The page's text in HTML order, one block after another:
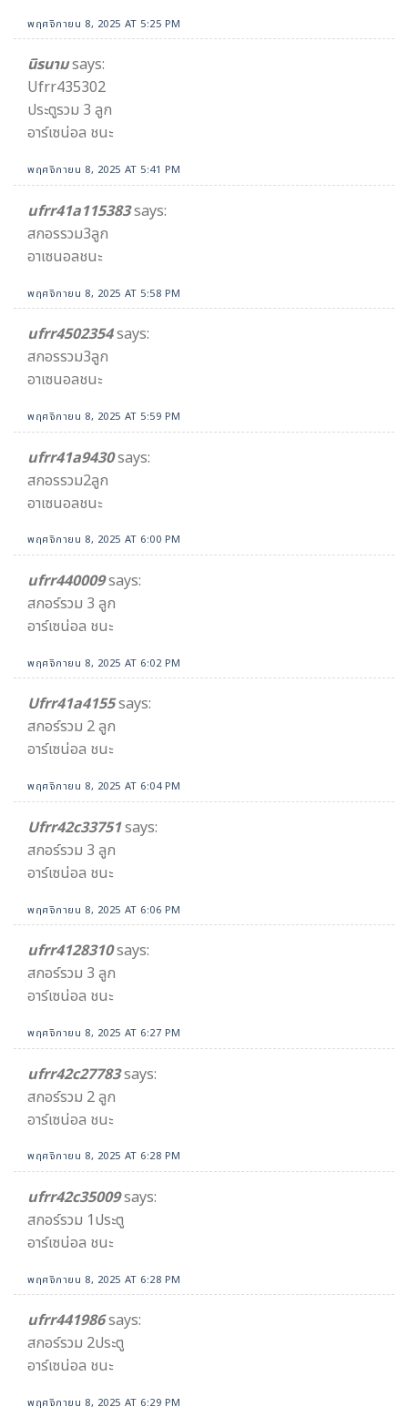
พฤศจิกายน 8, 2025 AT 5:25 PM
นิรนามsays:
Ufrr435302
ประตูรวม 3 ลูก
อาร์เซน่อล ชนะ
พฤศจิกายน 8, 2025 AT 5:41 PM
ufrr41a115383says:
สกอรรวม3ลูก
อาเซนอลชนะ
พฤศจิกายน 8, 2025 AT 5:58 PM
ufrr4502354says:
สกอรรวม3ลูก
อาเซนอลชนะ
พฤศจิกายน 8, 2025 AT 5:59 PM
ufrr41a9430says:
สกอรรวม2ลูก
อาเซนอลชนะ
พฤศจิกายน 8, 2025 AT 6:00 PM
ufrr440009says:
สกอร์รวม 3 ลูก
อาร์เซน่อล ชนะ
พฤศจิกายน 8, 2025 AT 6:02 PM
Ufrr41a4155says:
สกอร์รวม 2 ลูก
อาร์เซน่อล ชนะ
พฤศจิกายน 8, 2025 AT 6:04 PM
Ufrr42c33751says:
สกอร์รวม 3 ลูก
อาร์เซน่อล ชนะ
พฤศจิกายน 8, 2025 AT 6:06 PM
ufrr4128310says:
สกอร์รวม 3 ลูก
อาร์เซน่อล ชนะ
พฤศจิกายน 8, 2025 AT 6:27 PM
ufrr42c27783says:
สกอร์รวม 2 ลูก
อาร์เซน่อล ชนะ
พฤศจิกายน 8, 2025 AT 6:28 PM
ufrr42c35009says:
สกอร์รวม 1ประตู
อาร์เซน่อล ชนะ
พฤศจิกายน 8, 2025 AT 6:28 PM
ufrr441986says:
สกอร์รวม 2ประตู
อาร์เซน่อล ชนะ
พฤศจิกายน 8, 2025 AT 6:29 PM